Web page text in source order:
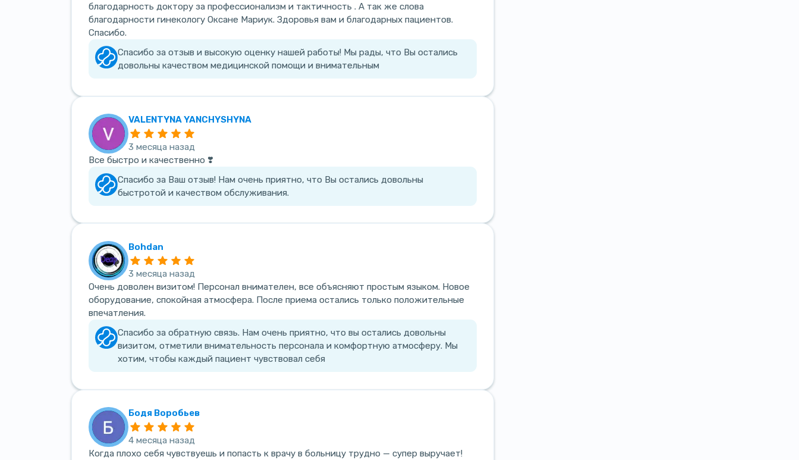
благодарность доктору за профессионализм и тактичность . А так же слова
благодарности гинекологу Оксане Мариук. Здоровья вам и благодарных пациентов.
Спасибо.
Спасибо за отзыв и высокую оценку нашей работы! Мы рады, что Вы остались
довольны качеством медицинской помощи и внимательным
VALENTYNA YANCHYSHYNA
3 месяца назад
Все быстро и качественно ❣️
Спасибо за Ваш отзыв! Нам очень приятно, что Вы остались довольны
быстротой и качеством обслуживания.
Bohdan
3 месяца назад
Очень доволен визитом! Персонал внимателен, все объясняют простым языком. Новое
оборудование, спокойная атмосфера. После приема остались только положительные
впечатления.
Спасибо за обратную связь. Нам очень приятно, что вы остались довольны
визитом, отметили внимательность персонала и комфортную атмосферу. Мы
хотим, чтобы каждый пациент чувствовал себя
Бодя Воробьев
4 месяца назад
Когда плохо себя чувствуешь и попасть к врачу в больницу трудно — супер выручает!